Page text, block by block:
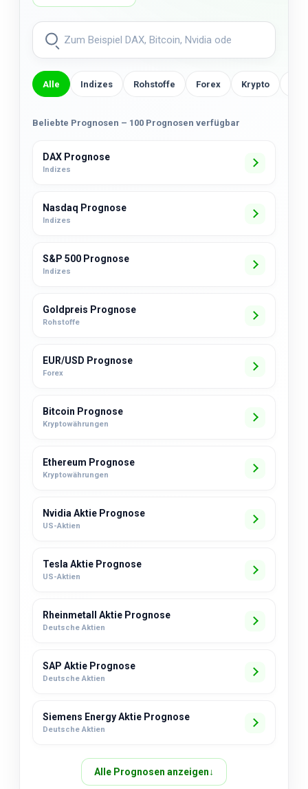
Alle Indizes Rohstoffe Forex Krypto
Beliebte Prognosen – 100 Prognosen verfügbar
DAX Prognose
Indizes
Nasdaq Prognose
Indizes
S&P 500 Prognose
Indizes
Goldpreis Prognose
Rohstoffe
EUR/USD Prognose
Forex
Bitcoin Prognose
Kryptowährungen
Ethereum Prognose
Kryptowährungen
Nvidia Aktie Prognose
US-Aktien
Tesla Aktie Prognose
US-Aktien
Rheinmetall Aktie Prognose
Deutsche Aktien
SAP Aktie Prognose
Deutsche Aktien
Siemens Energy Aktie Prognose
Deutsche Aktien
Alle Prognosen anzeigen↓